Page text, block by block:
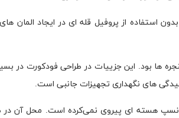
استفاده از پروفیل قله ای در ایجاد المان
ها بود. این جزییات در طراحی فودکورت در
های نگهداری تجهیزات جانبی است.
هسته ای پیروی نمی‌کرده است. محل آن در